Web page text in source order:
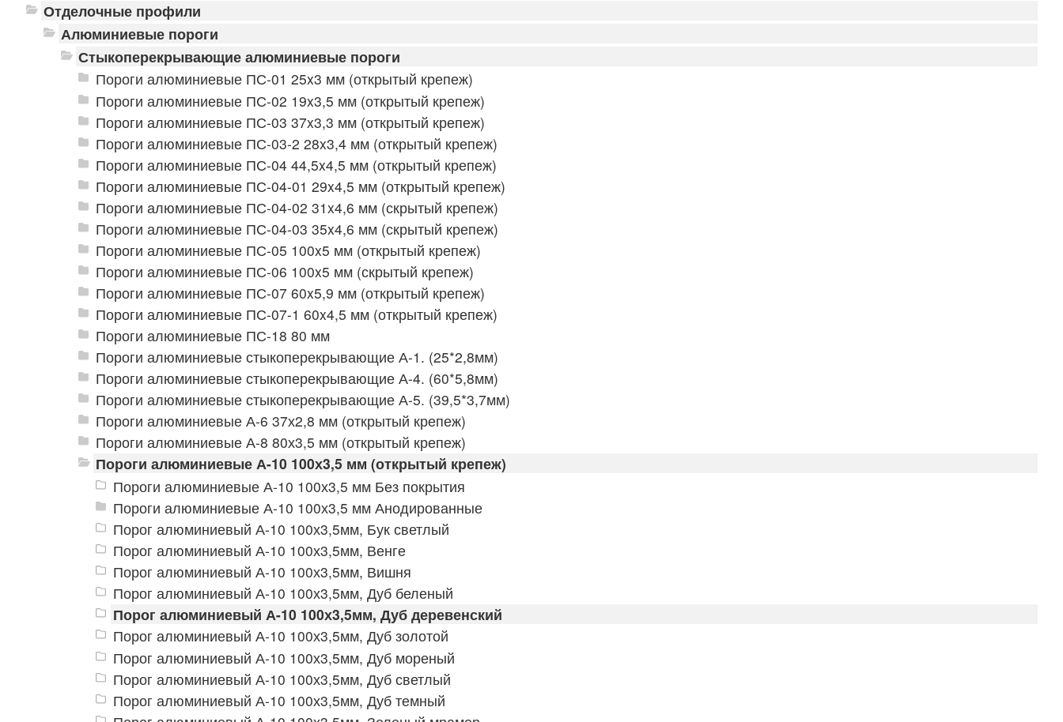
Отделочные профили
Алюминиевые пороги
Стыкоперекрывающие алюминиевые пороги
Пороги алюминиевые ПС-01 25x3 мм (открытый крепеж)
Пороги алюминиевые ПС-02 19x3,5 мм (открытый крепеж)
Пороги алюминиевые ПС-03 37x3,3 мм (открытый крепеж)
Пороги алюминиевые ПС-03-2 28x3,4 мм (открытый крепеж)
Пороги алюминиевые ПС-04 44,5x4,5 мм (открытый крепеж)
Пороги алюминиевые ПС-04-01 29x4,5 мм (открытый крепеж)
Пороги алюминиевые ПС-04-02 31x4,6 мм (скрытый крепеж)
Пороги алюминиевые ПС-04-03 35x4,6 мм (скрытый крепеж)
Пороги алюминиевые ПС-05 100x5 мм (открытый крепеж)
Пороги алюминиевые ПС-06 100x5 мм (скрытый крепеж)
Пороги алюминиевые ПС-07 60x5,9 мм (открытый крепеж)
Пороги алюминиевые ПС-07-1 60x4,5 мм (открытый крепеж)
Пороги алюминиевые ПС-18 80 мм
Пороги алюминиевые стыкоперекрывающие А-1. (25*2,8мм)
Пороги алюминиевые стыкоперекрывающие А-4. (60*5,8мм)
Пороги алюминиевые стыкоперекрывающие А-5. (39,5*3,7мм)
Пороги алюминиевые А-6 37х2,8 мм (открытый крепеж)
Пороги алюминиевые А-8 80х3,5 мм (открытый крепеж)
Пороги алюминиевые А-10 100х3,5 мм (открытый крепеж)
Пороги алюминиевые А-10 100х3,5 мм Без покрытия
Пороги алюминиевые А-10 100х3,5 мм Анодированные
Порог алюминиевый А-10 100х3,5мм, Бук светлый
Порог алюминиевый А-10 100х3,5мм, Венге
Порог алюминиевый А-10 100х3,5мм, Вишня
Порог алюминиевый А-10 100х3,5мм, Дуб беленый
Порог алюминиевый А-10 100х3,5мм, Дуб деревенский
Порог алюминиевый А-10 100х3,5мм, Дуб золотой
Порог алюминиевый А-10 100х3,5мм, Дуб мореный
Порог алюминиевый А-10 100х3,5мм, Дуб светлый
Порог алюминиевый А-10 100х3,5мм, Дуб темный